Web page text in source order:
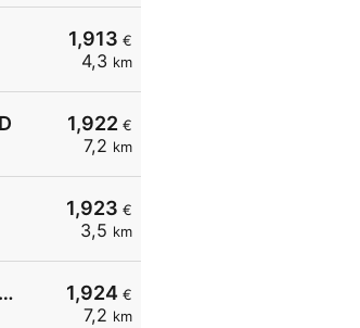
1,913 €
4,3 km
1,922 €
7,2 km
1,923 €
3,5 km
1,924 €
7,2 km
RELAIS CLAMART TREBIGNAUD 2